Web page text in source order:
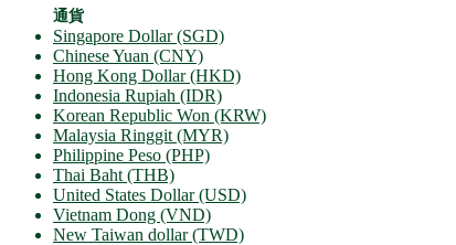
通貨
Singapore Dollar (SGD)
Chinese Yuan (CNY)
Hong Kong Dollar (HKD)
Indonesia Rupiah (IDR)
Korean Republic Won (KRW)
Malaysia Ringgit (MYR)
Philippine Peso (PHP)
Thai Baht (THB)
United States Dollar (USD)
Vietnam Dong (VND)
New Taiwan dollar (TWD)